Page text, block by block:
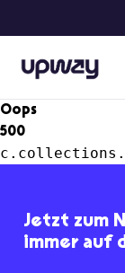
Upway
Oops
500
Jetzt zum
immer auf